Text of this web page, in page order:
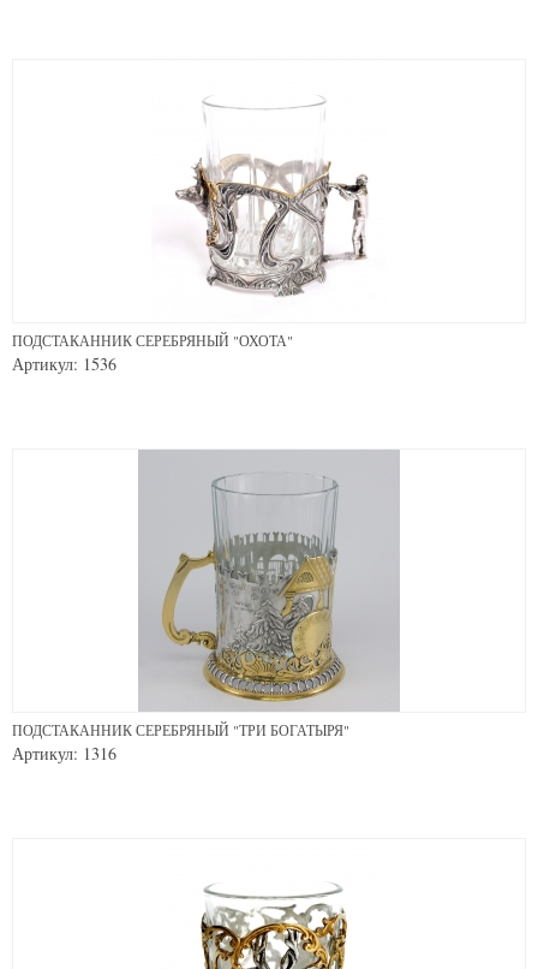
ПОДСТАКАННИК СЕРЕБРЯНЫЙ "ОХОТА"
Артикул: 1536
ПОДСТАКАННИК СЕРЕБРЯНЫЙ "ТРИ БОГАТЫРЯ"
Артикул: 1316